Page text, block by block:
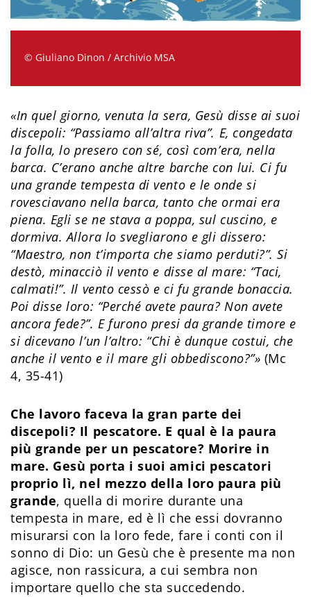
© Giuliano Dinon / Archivio MSA
«In quel giorno, venuta la sera, Gesù disse ai suoi
discepoli: “Passiamo all’altra riva”. E, congedata
la folla, lo presero con sé, così com’era, nella
barca. C’erano anche altre barche con lui. Ci fu
una grande tempesta di vento e le onde si
rovesciavano nella barca, tanto che ormai era
piena. Egli se ne stava a poppa, sul cuscino, e
dormiva. Allora lo svegliarono e gli dissero:
“Maestro, non t’importa che siamo perduti?”. Si
destò, minacciò il vento e disse al mare: “Taci,
calmati!”. Il vento cessò e ci fu grande bonaccia.
Poi disse loro: “Perché avete paura? Non avete
ancora fede?”. E furono presi da grande timore e
si dicevano l’un l’altro: “Chi è dunque costui, che
anche il vento e il mare gli obbediscono?”» (Mc
4, 35-41)
Che lavoro faceva la gran parte dei
discepoli? Il pescatore. E qual è la paura
più grande per un pescatore? Morire in
mare. Gesù porta i suoi amici pescatori
proprio lì, nel mezzo della loro paura più
grande, quella di morire durante una
tempesta in mare, ed è lì che essi dovranno
misurarsi con la loro fede, fare i conti con il
sonno di Dio: un Gesù che è presente ma non
agisce, non rassicura, a cui sembra non
importare quello che sta succedendo.